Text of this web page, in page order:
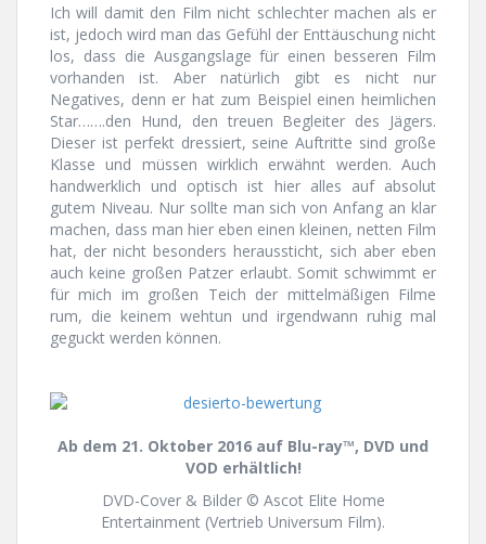
Ich will damit den Film nicht schlechter machen als er
ist, jedoch wird man das Gefühl der Enttäuschung nicht
los, dass die Ausgangslage für einen besseren Film
vorhanden ist. Aber natürlich gibt es nicht nur
Negatives, denn er hat zum Beispiel einen heimlichen
Star…….den Hund, den treuen Begleiter des Jägers.
Dieser ist perfekt dressiert, seine Auftritte sind große
Klasse und müssen wirklich erwähnt werden. Auch
handwerklich und optisch ist hier alles auf absolut
gutem Niveau. Nur sollte man sich von Anfang an klar
machen, dass man hier eben einen kleinen, netten Film
hat, der nicht besonders heraussticht, sich aber eben
auch keine großen Patzer erlaubt. Somit schwimmt er
für mich im großen Teich der mittelmäßigen Filme
rum, die keinem wehtun und irgendwann ruhig mal
geguckt werden können.
Ab dem 21. Oktober 2016 auf Blu-ray™, DVD und
VOD erhältlich!
DVD-Cover & Bilder © Ascot Elite Home
Entertainment (Vertrieb Universum Film).